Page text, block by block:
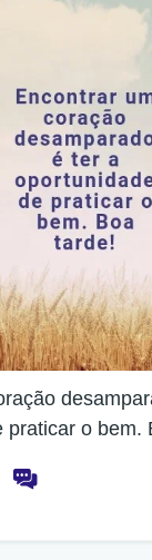
praticar o bem.